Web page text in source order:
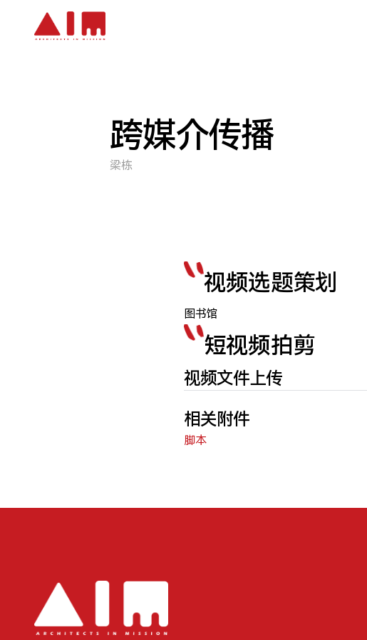
跳到主要内容
跨媒介传播
梁栋
视频选题策划
图书馆
短视频拍剪
视频文件上传
相关附件
脚本